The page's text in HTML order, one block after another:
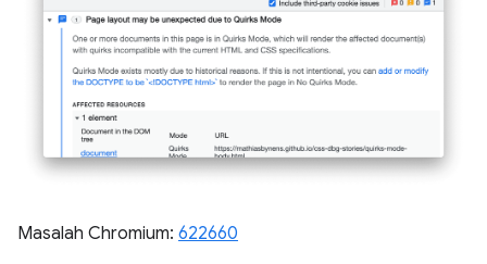
Masalah Chromium: 622660